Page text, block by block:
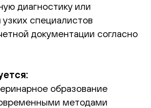
диагностику или
узких специалистов
документации согласно
образование
методами